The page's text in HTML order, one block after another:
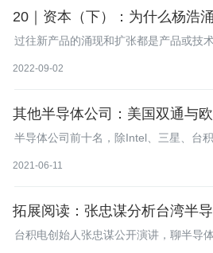
20｜资本（下）：为什么杨浩
钱？
过往新产品的涌现和扩张都是产品或技
术的人很多时候认为产品和技术可以解
理解资本主导的模式，Too young too
2022-09-02
其他半导体公司：美国双通与
半导体公司前十名，除Intel、三星、台
2021-06-11
拓展阅读：张忠谋分析台湾半
台积电创始人张忠谋公开演讲，聊半导